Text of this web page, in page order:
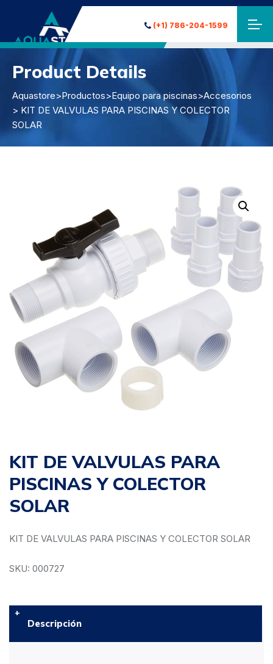
(+1) 786-204-1599
Product Details
Aquastore>Productos>Equipo para piscinas>Accesorios
> KIT DE VALVULAS PARA PISCINAS Y COLECTOR
SOLAR
KIT DE VALVULAS PARA
PISCINAS Y COLECTOR
SOLAR
KIT DE VALVULAS PARA PISCINAS Y COLECTOR SOLAR
SKU: 000727
Descripción